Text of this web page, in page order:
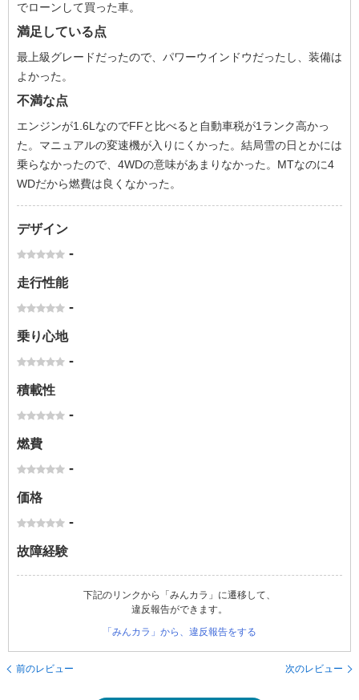
でローンして買った車。
満足している点
最上級グレードだったので、パワーウインドウだったし、装備は
よかった。
不満な点
エンジンが1.6LなのでFFと比べると自動車税が1ランク高かっ
た。マニュアルの変速機が入りにくかった。結局雪の日とかには
乗らなかったので、4WDの意味があまりなかった。MTなのに4
WDだから燃費は良くなかった。
デザイン
-
走行性能
-
乗り心地
-
積載性
-
燃費
-
価格
-
故障経験
下記のリンクから「みんカラ」に遷移して、
違反報告ができます。
「みんカラ」から、違反報告をする
前のレビュー 次のレビュー